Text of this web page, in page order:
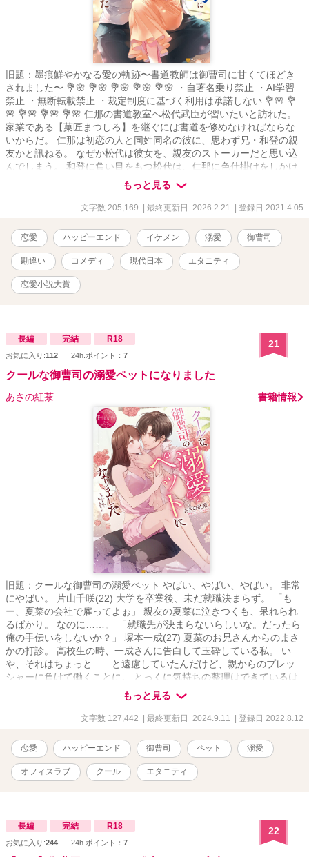
旧題：墨痕鮮やかなる愛の軌跡〜書道教師は御曹司に甘くてほどき
されました〜 💐🌸 💐🌸 💐🌸 💐🌸 💐🌸 ・自著名乗り禁止 ・AI学習
禁止 ・無断転載禁止 ・裁定制度に基づく利用は承諾しない 💐🌸 💐
🌸 💐🌸 💐🌸 💐🌸 仁那の書道教室へ松代武臣が習いたいと訪れた。
家業である【菓匠まつしろ】を継ぐには書道を修めなければならな
いからだ。 仁那は初恋の人と同姓同名の彼に、思わず兄・和登の親
友かと訊ねる。 なぜか松代は彼女を、親友のストーカーだと思い込
んでしまう。 和登に負い目をもつ松代は、仁那に色仕掛けをしかけ
て親友から追い払おうと画策する。 2026/02 文庫化記念エピソード
投稿 初出：ムーンライトノベルズ様 他、ベリーズカフェ様【R15
版】、 エブリスタ様投稿． ※書籍化に伴い、他サイト様より削
もっと見る
文字数 205,169 | 最終更新日 2026.2.21 | 登録日 2021.4.05
恋愛 ハッピーエンド イケメン 溺愛 御曹司
勘違い コメディ 現代日本 エタニティ
恋愛小説大賞
長編 完結 R18
お気に入り:112 24h.ポイント： 7
21
クールな御曹司の溺愛ペットになりました
あさの紅茶 書籍情報
旧題：クールな御曹司の溺愛ペット やばい、やばい、やばい。 非常
にやばい。 片山千咲(22) 大学を卒業後、未だ就職決まらず。 「も
ー、夏菜の会社で雇ってよぉ」 親友の夏菜に泣きつくも、呆れられ
るばかり。 なのに……。 「就職先が決まらないらしいな。だったら
俺の手伝いをしないか？」 塚本一成(27) 夏菜のお兄さんからのまさ
かの打診。 高校生の時、一成さんに告白して玉砕している私。 い
や、それはちょっと……と遠慮していたんだけど、親からのプレッ
シャーに負けて働くことに。 とっくに気持ちの整理はできているは
ずだったのに、一成さんの大人の魅力にあてられてドキドキが止ま
らない……。 ********** このお話は他のサイトにも掲載しています
もっと見る
文字数 127,442 | 最終更新日 2024.9.11 | 登録日 2022.8.12
恋愛 ハッピーエンド 御曹司 ペット 溺愛
オフィスラブ クール エタニティ
長編 完結 R18
お気に入り:244 24h.ポイント： 7
22